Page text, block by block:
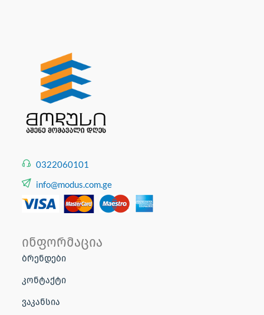
0322060101
info@modus.com.ge
ინფორმაცია
ბრენდები
კონტაქტი
ვაკანსია